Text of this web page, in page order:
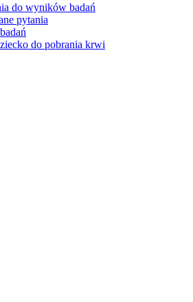
do wyników badań
pytania
do pobrania krwi